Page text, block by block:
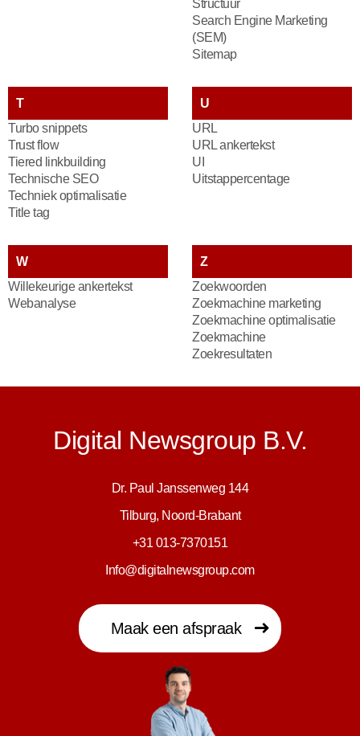
Structuur
Search Engine Marketing
(SEM)
Sitemap
T
Turbo snippets
Trust flow
Tiered linkbuilding
Technische SEO
Techniek optimalisatie
Title tag
U
URL
URL ankertekst
UI
Uitstappercentage
W
Willekeurige ankertekst
Webanalyse
Z
Zoekwoorden
Zoekmachine marketing
Zoekmachine optimalisatie
Zoekmachine
Zoekresultaten
Digital Newsgroup B.V.
Dr. Paul Janssenweg 144
Tilburg, Noord-Brabant
+31 013-7370151
Info@digitalnewsgroup.com
Maak een afspraak